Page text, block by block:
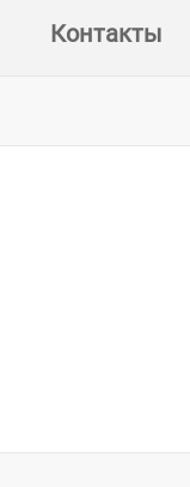
Контакты